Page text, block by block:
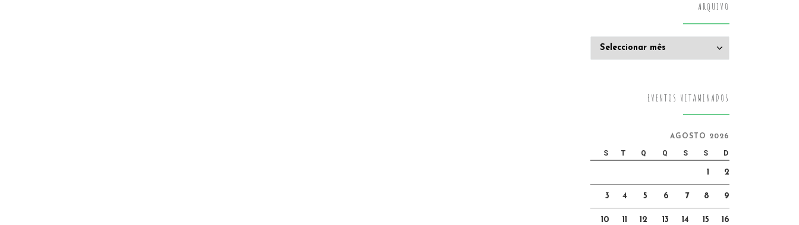
ARQUIVO
EVENTOS VITAMINADOS
AGOSTO 2026
S T Q Q S S D
1 2
3 4 5 6 7 8 9
10 11 12 13 14 15 16